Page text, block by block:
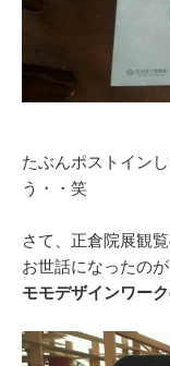
たぶんポストイン
う・・笑
さて、正倉院展観
お世話になったのが
モモデザインワーク